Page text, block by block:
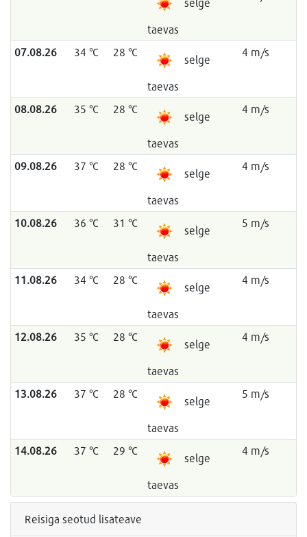
selge
taevas
07.08.26 34 °C 28 °C
selge
taevas
4 m/s
08.08.26 35 °C 28 °C
selge
taevas
4 m/s
09.08.26 37 °C 28 °C
selge
taevas
4 m/s
10.08.26 36 °C 31 °C
selge
taevas
5 m/s
11.08.26 34 °C 28 °C
selge
taevas
4 m/s
12.08.26 35 °C 28 °C
selge
taevas
4 m/s
13.08.26 37 °C 28 °C
selge
taevas
5 m/s
14.08.26 37 °C 29 °C
selge
taevas
4 m/s
Reisiga seotud lisateave